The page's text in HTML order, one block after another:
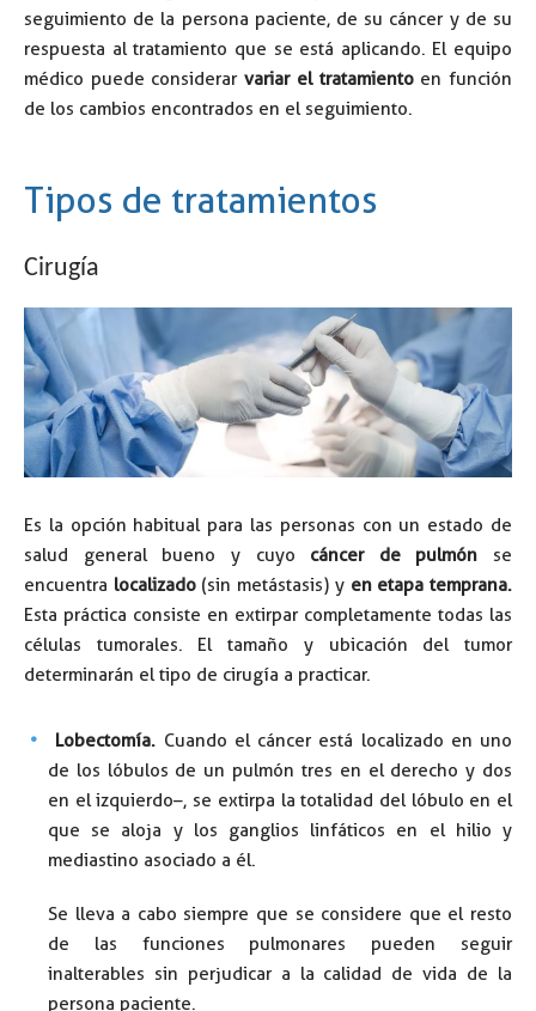
seguimiento de la persona paciente, de su cáncer y de su
respuesta al tratamiento que se está aplicando. El equipo
médico puede considerarvariar el tratamientoen función
de los cambios encontrados en el seguimiento.
Tipos de tratamientos
Tipos de tratamientos
CIRUGÍA
Cirugía
Es la opción habitual para las personas con un estado de
salud general bueno y cuyo cáncer de pulmón se
encuentra localizado(sin metástasis) y en etapa temprana.
Esta práctica consiste en extirpar completamente todas las
células tumorales. El tamaño y ubicación del tumor
determinarán el tipo de cirugía a practicar.
Lobectomía. Cuando el cáncer está localizado en uno
de los lóbulos de un pulmón tres en el derecho y dos
en el izquierdo–, se extirpa la totalidad del lóbulo en el
que se aloja y los ganglios linfáticos en el hilio y
mediastino asociado a él.
Se lleva a cabo siempre que se considere que el resto
de las funciones pulmonares pueden seguir
inalterables sin perjudicar a la calidad de vida de la
persona paciente.